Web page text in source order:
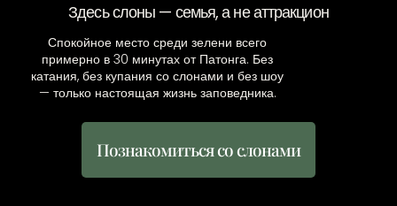
Здесь слоны — семья, а не аттракцион
Спокойное место среди зелени всего
примерно в 30 минутах от Патонга. Без
катания, без купания со слонами и без шоу
— только настоящая жизнь заповедника.
Познакомиться со слонами